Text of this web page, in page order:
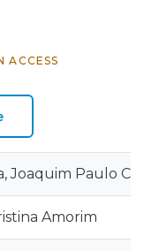
ACCESS
Joaquim Paulo
Amorim